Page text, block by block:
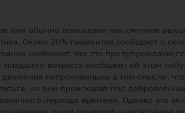
они обычно описывают как смутное
Около 20% пациентов сообщают о
сообщают, что это
возраста сообщают об этом
непроизвольны в том смысле,
но они происходят под
периода времени. Однако это